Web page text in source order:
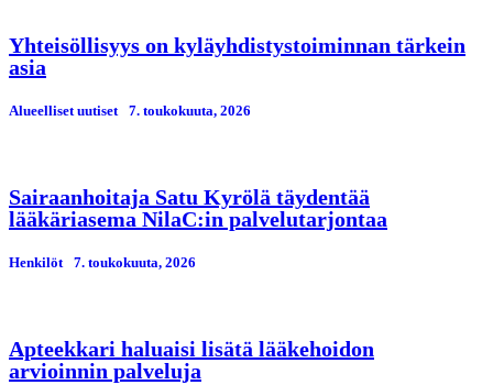
Yhteisöllisyys on kyläyhdistystoiminnan tärkein
asia
Alueelliset uutiset 7. toukokuuta, 2026
Sairaanhoitaja Satu Kyrölä täydentää
lääkäriasema NilaC:in palvelutarjontaa
Henkilöt 7. toukokuuta, 2026
Apteekkari haluaisi lisätä lääkehoidon
arvioinnin palveluja